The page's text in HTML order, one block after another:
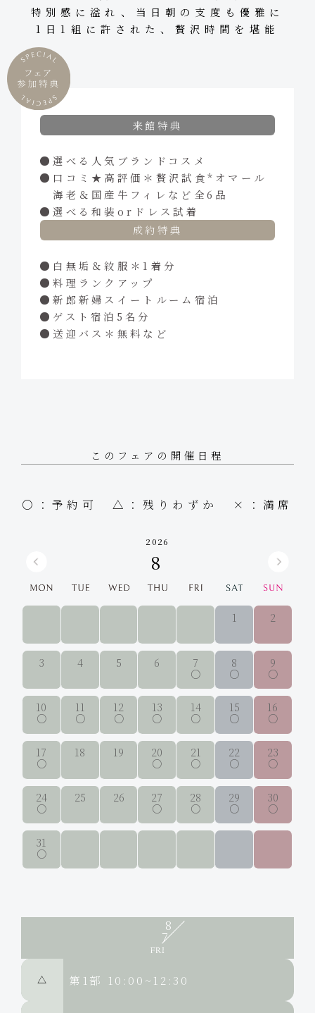
特別感に溢れ、当日朝の支度も優雅に
1日1組に許された、贅沢時間を堪能
来館特典
選べる人気ブランドコスメ
口コミ★高評価＊贅沢試食*オマール
海老＆国産牛フィレなど全6品
選べる和装orドレス試着
成約特典
白無垢＆紋服＊1着分
料理ランクアップ
新郎新婦スイートルーム宿泊
ゲスト宿泊5名分
送迎バス＊無料など
このフェアの開催日程
○：予約可 △：残りわずか ×：満席
2026
8
1 2
3 4 5 6 7 8 9
10 11 12 13 14 15 16
17 18 19 20 21 22 23
24 25 26 27 28 29 30
31
8
7
△ 第1部 10:00~12:30